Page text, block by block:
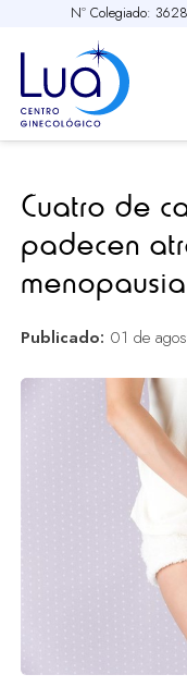
Nº Colegiado:
Cuatro de
padecen
menopausia
Publicado: 01 de